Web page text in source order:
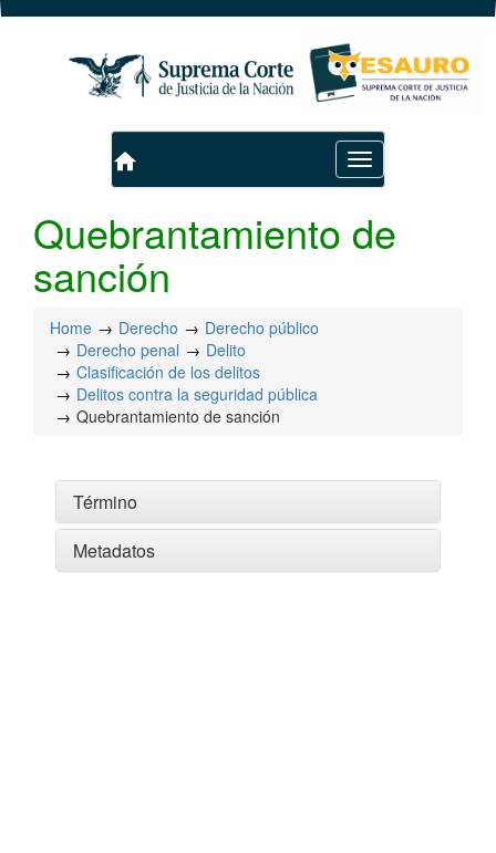
Toggle
navigation
home
Quebrantamiento de
sanción
Home Derecho
Derecho público
Derecho penal
Delito
Clasificación de los delitos
Delitos contra la seguridad pública
Quebrantamiento de sanción
Término
Metadatos